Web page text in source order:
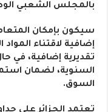
بالمجلس الشعبي
سيكون بإمكان
إضافية لاقتناء المواد
تقديرية إضافية، في
السنوية، لضمان
السوق.